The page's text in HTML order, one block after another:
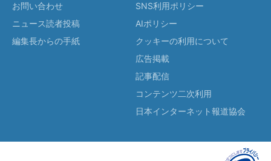
お問い合わせ
ニュース読者投稿
編集長からの手紙
SNS利用ポリシー
AIポリシー
クッキーの利用について
広告掲載
記事配信
コンテンツ二次利用
日本インターネット報道協会